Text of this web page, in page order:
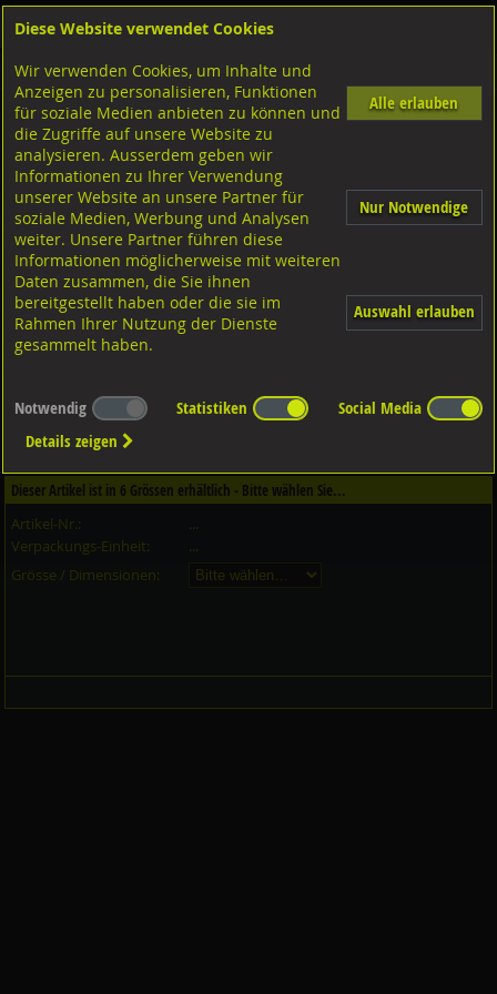
Shop Muttern Innengewinde Sicherungsmuttern
SNEP-elastic TYP ESNR60 H 100 verzinkt, TYP ESN
Dieser Artikel ist in 2Qualitäten erhältlich - Bitte wählen Sie...
Qualität / Oberfläche
Dieser Artikel ist in 6 Grössen erhältlich - Bitte wählen Sie...
Artikel-Nr.:
...
Verpackungs-Einheit:
...
Grösse / Dimensionen:
Diese Website verwendet Cookies
Wir verwenden Cookies, um Inhalte und
Anzeigen zu personalisieren, Funktionen
für soziale Medien anbieten zu können und
die Zugriffe auf unsere Website zu
analysieren. Ausserdem geben wir
Informationen zu Ihrer Verwendung
unserer Website an unsere Partner für
soziale Medien, Werbung und Analysen
weiter. Unsere Partner führen diese
Informationen möglicherweise mit weiteren
Daten zusammen, die Sie ihnen
bereitgestellt haben oder die sie im
Rahmen Ihrer Nutzung der Dienste
gesammelt haben.
Alle erlauben
Nur Notwendige
Auswahl erlauben
Notwendig Statistiken
Social Media
Details zeigen